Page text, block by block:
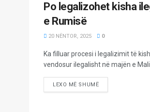
Po legalizohet kisha
e Rumisë
20 NËNTOR, 2025 0
Ka filluar procesi i legalizimit të
vendosur ilegalisht në majën e Malit
LEXO MË SHUMË